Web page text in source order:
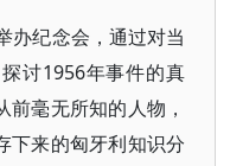
办纪念会，通过对当
讨1956年事件的真
毫无所知的人物，
下来的匈牙利知识分